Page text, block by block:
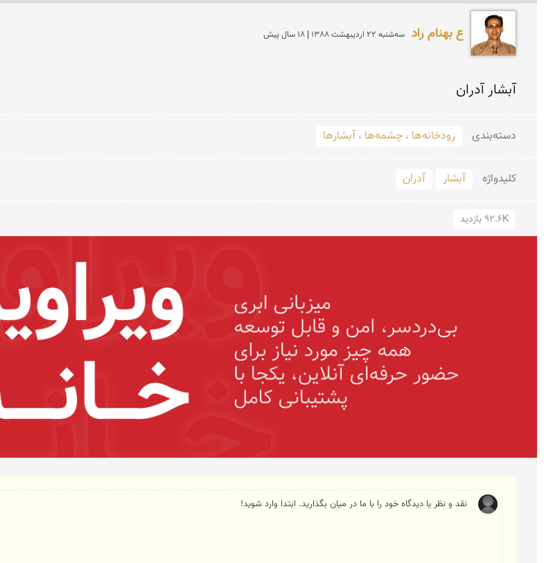
ع بهنام راد سه‌شنبه 22 ارديبهشت 1388 | 18 سال پیش
آبشار آدران
دسته‌بندی رودخانه‌ها ، چشمه‌ها ، آبشارها
کلید‌واژه آبشار آدران
92.6K بازدید